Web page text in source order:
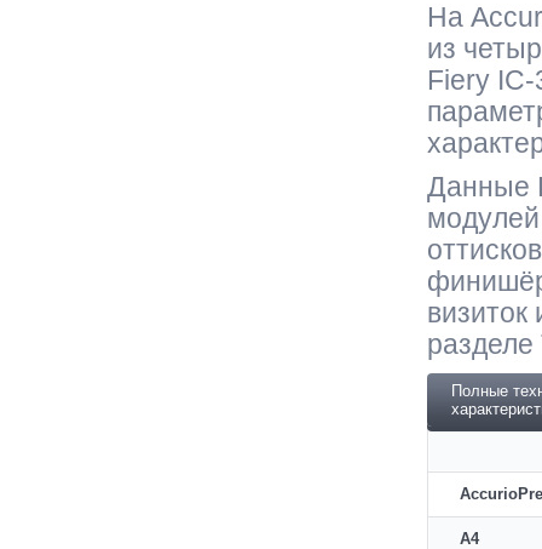
На
из
Fiery
Данные
модулей
визиток
разделе
Полные
A4